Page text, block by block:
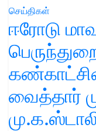
செய்திகள்
ஈரோடு
வைத்தார்